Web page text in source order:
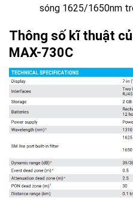
sóng 1625/1650nm
Thông số kĩ thuật
MAX-730C